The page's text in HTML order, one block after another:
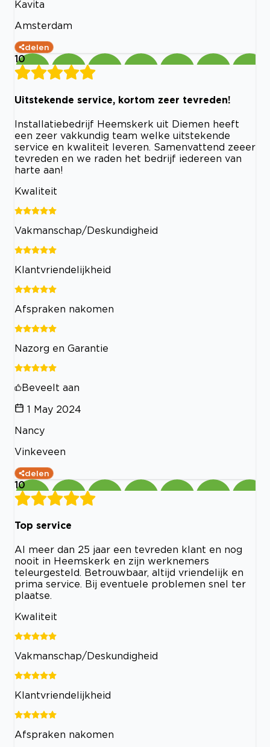
Kavita
Amsterdam
delen
10
Uitstekende service, kortom zeer tevreden!
Installatiebedrijf Heemskerk uit Diemen heeft
een zeer vakkundig team welke uitstekende
service en kwaliteit leveren. Samenvattend zeeer
tevreden en we raden het bedrijf iedereen van
harte aan!
Kwaliteit
Vakmanschap/Deskundigheid
Klantvriendelijkheid
Afspraken nakomen
Nazorg en Garantie
Beveelt aan
1 May 2024
Nancy
Vinkeveen
delen
10
Top service
Al meer dan 25 jaar een tevreden klant en nog
nooit in Heemskerk en zijn werknemers
teleurgesteld. Betrouwbaar, altijd vriendelijk en
prima service. Bij eventuele problemen snel ter
plaatse.
Kwaliteit
Vakmanschap/Deskundigheid
Klantvriendelijkheid
Afspraken nakomen